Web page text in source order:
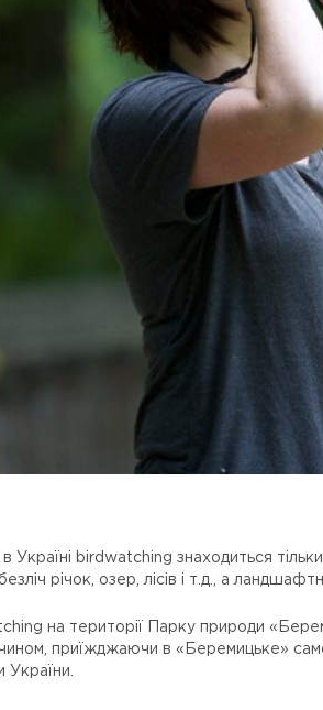
Україні birdwatching знаходиться
річок, озер, лісів і т.д., а
на території Парку природи
чином, приїжджаючи в «Беремицьке»
України.